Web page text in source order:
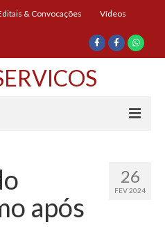
& Convocações Vídeos
26
FEV 2024
após